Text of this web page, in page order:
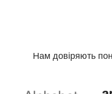
Нам довіряють